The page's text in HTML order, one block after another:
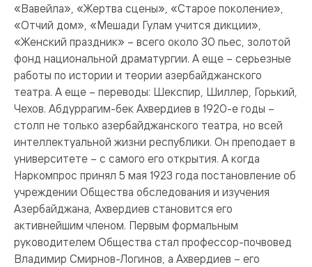
«Вавейла», «Жертва сцены», «Старое поколение»,
«Отчий дом», «Мешади Гулам учится дикции»,
«Женский праздник» – всего около 30 пьес, золотой
фонд национальной драматургии. А еще – серьезные
работы по истории и теории азербайджанского
театра. А еще – переводы: Шекспир, Шиллер, Горький,
Чехов. Абдуррагим-бек Ахвердиев в 1920-е годы –
столп не только азербайджанского театра, но всей
интеллектуальной жизни республики. Он преподает в
университете – с самого его открытия. А когда
Наркомпрос принял 5 мая 1923 года постановление об
учреждении Общества обследования и изучения
Азербайджана, Ахвердиев становится его
активнейшим членом. Первым формальным
руководителем Общества стал профессор-почвовед
Владимир Смирнов-Логинов, а Ахвердиев – его